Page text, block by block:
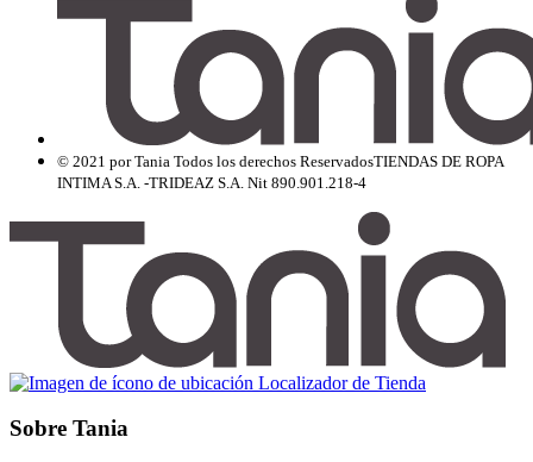
© 2021 por Tania Todos los derechos ReservadosTIENDAS DE ROPA
INTIMA S.A. -TRIDEAZ S.A. Nit 890.901.218-4
Localizador de Tienda
Sobre Tania